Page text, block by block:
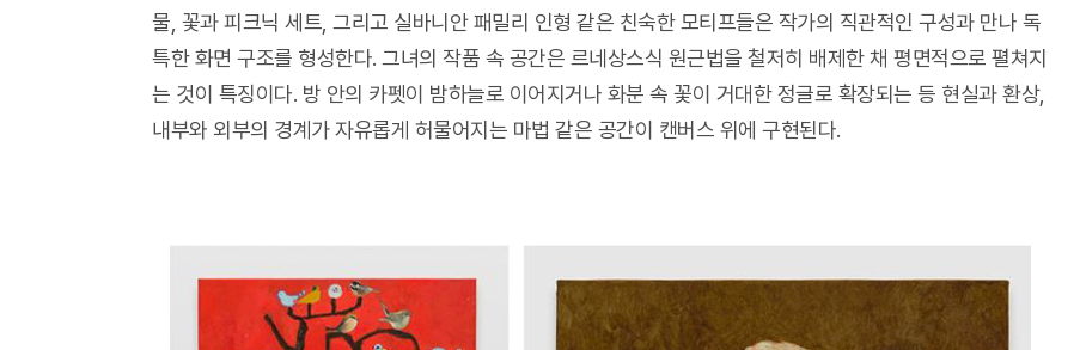
물, 꽃과 피크닉 세트, 그리고 실바니안 패밀리 인형 같은 친숙한 모티프들은 작가의 직관적인 구성과 만나 독
특한 화면 구조를 형성한다. 그녀의 작품 속 공간은 르네상스식 원근법을 철저히 배제한 채 평면적으로 펼쳐지
는 것이 특징이다. 방 안의 카펫이 밤하늘로 이어지거나 화분 속 꽃이 거대한 정글로 확장되는 등 현실과 환상,
내부와 외부의 경계가 자유롭게 허물어지는 마법 같은 공간이 캔버스 위에 구현된다.